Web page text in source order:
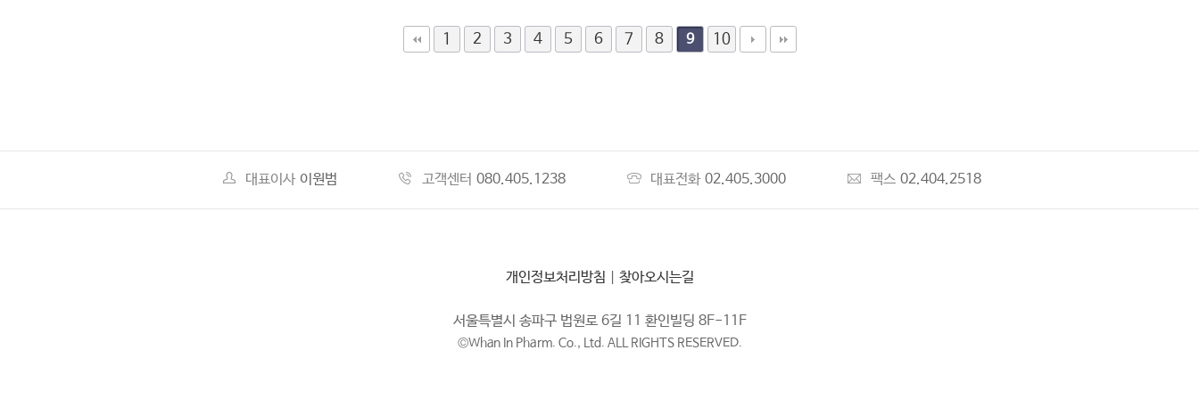
1 2 3 4 5 6 7 8 9 10
대표이사 이원범 고객센터 080.405.1238 대표전화 02.405.3000 팩스 02.404.2518
개인정보처리방침 찾아오시는길
서울특별시 송파구 법원로 6길 11 환인빌딩 8F-11F
©Whan In Pharm. Co., Ltd. ALL RIGHTS RESERVED.